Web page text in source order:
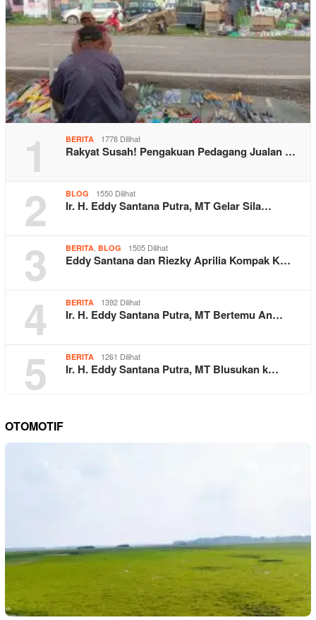
1 BERITA 1778 Dilihat
Rakyat Susah! Pengakuan Pedagang Jualan …
2 BLOG 1550 Dilihat
Ir. H. Eddy Santana Putra, MT Gelar Sila…
3 BERITA BLOG 1505 Dilihat
Eddy Santana dan Riezky Aprilia Kompak K…
4 BERITA 1392 Dilihat
Ir. H. Eddy Santana Putra, MT Bertemu An…
5 BERITA 1261 Dilihat
Ir. H. Eddy Santana Putra, MT Blusukan k…
OTOMOTIF